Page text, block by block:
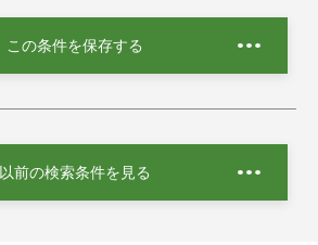
この条件を保存する
以前の検索条件を見る